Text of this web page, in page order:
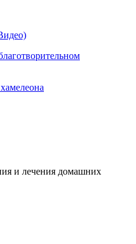
и лечения домашних